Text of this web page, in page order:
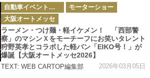
カ
テ
ゴ
リ
ー
自動車イベント・カーイベント
モーターショー
大阪オートメッセ
ラーメン・つけ麺・軽イケメン！ 「西部警
察」のマシンＸをモーチーフにお笑いタレント
狩野英孝とコラボした軽バン「EIKO号！」が
爆誕【大阪オートメッセ2026】
TEXT: WEB CARTOP編集部 2026年03月05日